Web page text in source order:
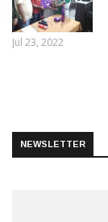
Jul 23, 2022
NEWSLETTER